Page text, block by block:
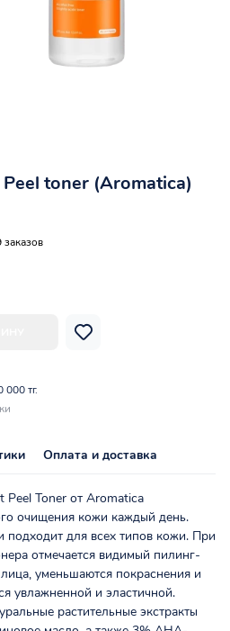
toner (Aromatica)
заказов
000 тг.
Оплата и доставка
Peel Toner от Aromatica
очищения кожи каждый день.
подходит для всех типов кожи. При
отмечается видимый пилинг-
уменьшаются покраснения и
увлажненной и эластичной.
растительные экстракты